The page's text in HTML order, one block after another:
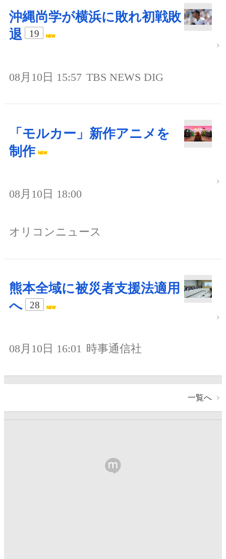
沖縄尚学が横浜に敗れ初戦敗
退
19
08月10日 15:57 TBS NEWS DIG
「モルカー」新作アニメを
制作
08月10日 18:00
オリコンニュース
熊本全域に被災者支援法適用
へ
28
08月10日 16:01 時事通信社
一覧へ